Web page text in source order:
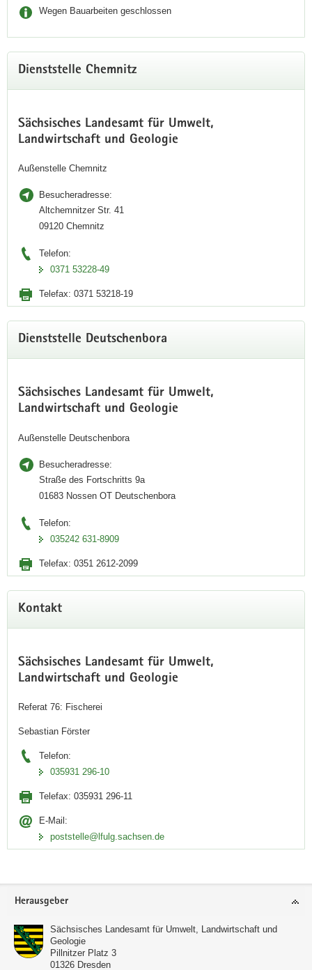
Wegen Bauarbeiten geschlossen
Dienststelle Chemnitz
Sächsisches Landesamt für Umwelt,
Landwirtschaft und Geologie
Außenstelle Chemnitz
Besucheradresse:
Altchemnitzer Str. 41
09120 Chemnitz
Telefon:
0371 53228-49
Telefax: 0371 53218-19
Dienststelle Deutschenbora
Sächsisches Landesamt für Umwelt,
Landwirtschaft und Geologie
Außenstelle Deutschenbora
Besucheradresse:
Straße des Fortschritts 9a
01683 Nossen OT Deutschenbora
Telefon:
035242 631-8909
Telefax: 0351 2612-2099
Kontakt
Sächsisches Landesamt für Umwelt,
Landwirtschaft und Geologie
Referat 76: Fischerei
Sebastian Förster
Telefon:
035931 296-10
Telefax: 035931 296-11
E-Mail:
poststelle@lfulg.sachsen.de
Footer-
Herausgeber
Sächsisches Landesamt für Umwelt, Landwirtschaft und
Geologie
Pillnitzer Platz 3
01326 Dresden